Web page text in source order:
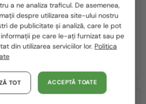
CU LENTILĂ MONOFOCALĂ PLUS
330 RON
Saint Laurent — Cadru optic
SL M94 OPT - 001 - 53
2-4 ZILE -16%
/ RO
/ PL
/ HU
Arab Emirates / EN
/ AT
/ DE
a ne analiza traficul. De asemenea,
despre utilizarea site-ului nostru
de publicitate și analiză, care le pot
pe care le-ați furnizat sau pe
din utilizarea serviciilor lor. Politica
ACCEPTĂ TOATE
TOT